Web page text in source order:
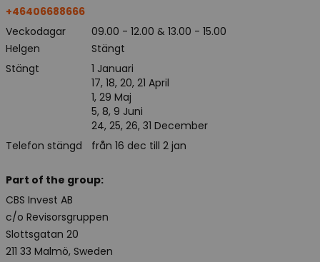
+46406688666
Veckodagar
09.00 - 12.00 & 13.00 - 15.00
Helgen
Stängt
Stängt
Telefon stängd
1 Januari
17, 18, 20, 21 April
1, 29 Maj
5, 8, 9 Juni
24, 25, 26, 31 December
från 16 dec till 2 jan
Part of the group:
CBS Invest AB
c/o Revisorsgruppen
Slottsgatan 20
211 33 Malmö, Sweden